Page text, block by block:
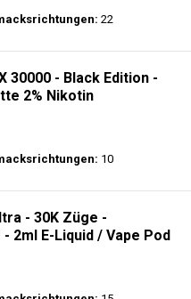
22
30000 - Black Edition -
2% Nikotin
10
- 30K Züge -
2ml E-Liquid / Vape Pod